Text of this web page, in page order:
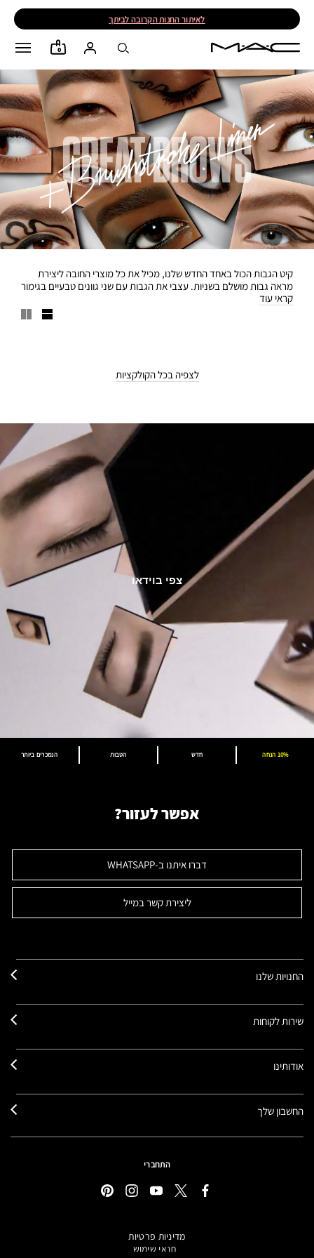
לאיתור החנות הקרובה לביתך
0
קיט הגבות הכול באחד החדש שלנו, מכיל את כל מוצרי החובה ליצירת
מראה גבות מושלם בשניות. עצבי את הגבות עם שני גוונים טבעיים בגימור
מאט והיילייטר קרמי במיוחד - כולם מציעים כיסוי אחיד, חלק וללא טעויות.
המברשת הזויתית הקטנה מחליקה על הגבות ללא מאמץ, בעוד שמברשת
קראי עוד
לצפיה בכל הקולקציות
צפי בוידאו
הנמכרים ביותר הטבות חדש 10% הנחה
אפשר לעזור?
דברו איתנו ב-WHATSAPP
ליצירת קשר במייל
החנויות שלנו
שירות לקוחות
אודותינו
החשבון שלך
התחברי
מדיניות פרטיות
תנאי שימוש